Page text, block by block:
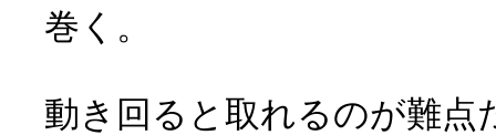
巻く。
動き回ると取れるのが難点